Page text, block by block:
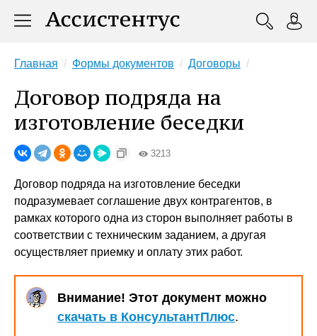
Главная Формы документов Договоры
Договор подряда на
изготовление беседки
3213
Договор подряда на изготовление беседки
подразумевает соглашение двух контрагентов, в
рамках которого одна из сторон выполняет работы в
соответствии с техническим заданием, а другая
осуществляет приемку и оплату этих работ.
Внимание! Этот документ можно
скачать в КонсультантПлюс.